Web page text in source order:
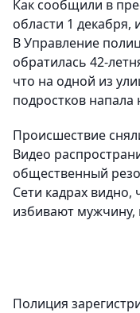
Как сообщили в
области 1
В Управление
обратилась 42-
что на одной из
подростков напала
Происшествие
Видео
общественный
Сети кадрах видно,
избивают мужчину,
Полиция